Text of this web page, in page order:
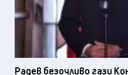
Радев безочливо гази